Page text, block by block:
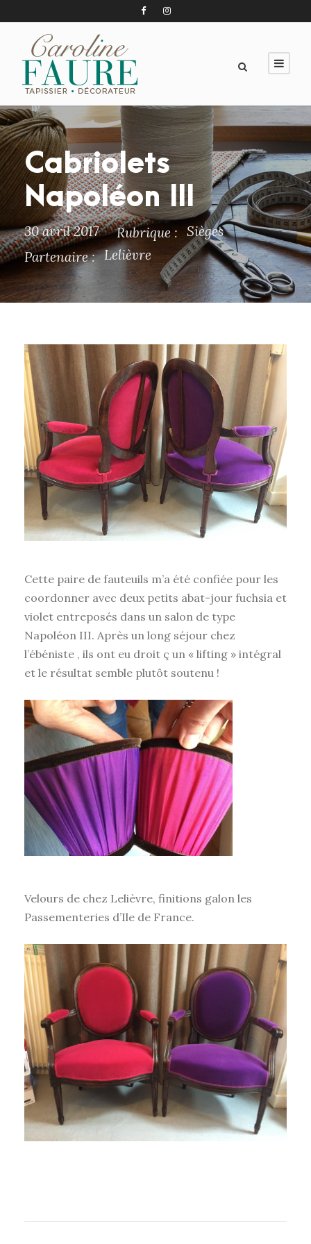
Cabriolets
Napoléon III
30 avril 2017 Rubrique : Sièges
Partenaire : Lelièvre
Cette paire de fauteuils m’a été confiée pour les
coordonner avec deux petits abat-jour fuchsia et
violet entreposés dans un salon de type
Napoléon III. Après un long séjour chez
l’ébéniste , ils ont eu droit ç un « lifting » intégral
et le résultat semble plutôt soutenu !
Velours de chez Lelièvre, finitions galon les
Passementeries d’Ile de France.